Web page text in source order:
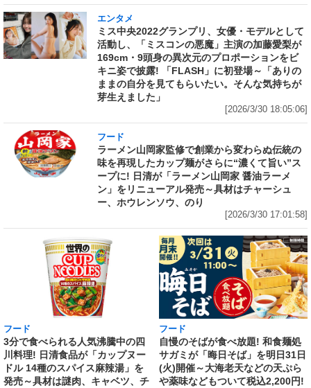
エンタメ
ミス中央2022グランプリ、女優・モデルとして
活動し、「ミスコンの悪魔」主演の加藤愛梨が
169cm・9頭身の異次元のプロポーションをビ
キニ姿で披露! 「FLASH」に初登場～「ありの
ままの自分を見てもらいたい。そんな気持ちが
芽生えました」
[2026/3/30 18:05:06]
フード
ラーメン山岡家監修で創業から変わらぬ伝統の
味を再現したカップ麺がさらに“濃くて旨い”ス
ープに! 日清が「ラーメン山岡家 醤油ラーメ
ン」をリニューアル発売～具材はチャーシュ
ー、ホウレンソウ、のり
[2026/3/30 17:01:58]
フード
3分で食べられる人気沸騰中の四
川料理! 日清食品が「カップヌー
ドル 14種のスパイス麻辣湯」を
発売～具材は謎肉、キャベツ、チ
フード
自慢のそばが食べ放題! 和食麺処
サガミが「晦日そば」を明日31日
(火)開催～大海老天などの天ぷら
や薬味などもついて税込2,200円!